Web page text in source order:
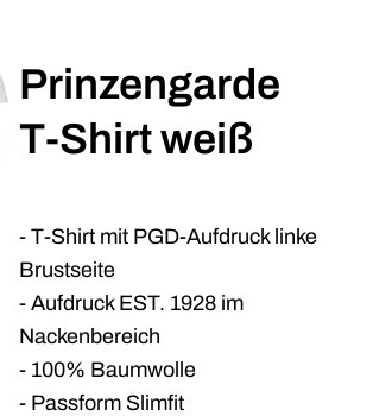
Prinzengarde
T-Shirt weiß
- T-Shirt mit PGD-Aufdruck linke
Brustseite
- Aufdruck EST. 1928 im
Nackenbereich
- 100% Baumwolle
- Passform Slimfit